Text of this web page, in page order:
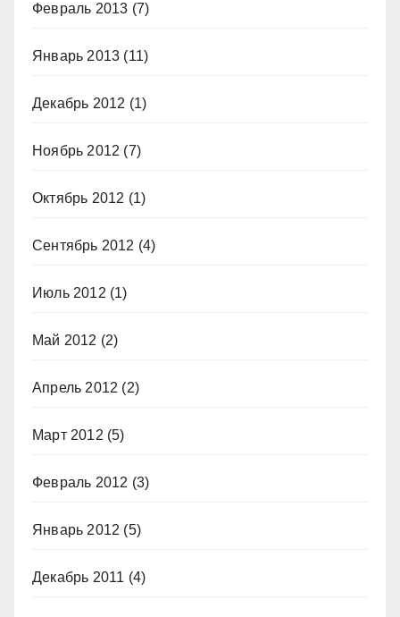
Февраль 2013 (7)
Январь 2013 (11)
Декабрь 2012 (1)
Ноябрь 2012 (7)
Октябрь 2012 (1)
Сентябрь 2012 (4)
Июль 2012 (1)
Май 2012 (2)
Апрель 2012 (2)
Март 2012 (5)
Февраль 2012 (3)
Январь 2012 (5)
Декабрь 2011 (4)